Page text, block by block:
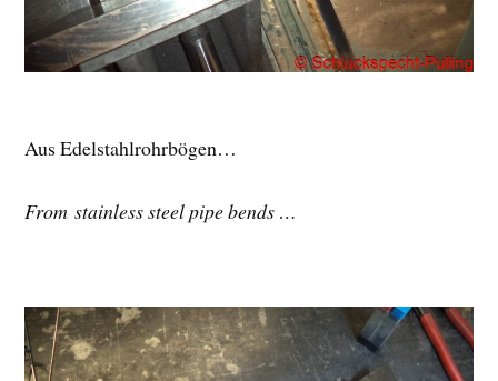
Aus Edelstahlrohrbögen…
From stainless steel pipe bends …